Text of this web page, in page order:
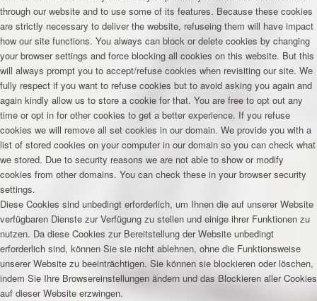
through our website and to use some of its features. Because these cookies
are strictly necessary to deliver the website, refuseing them will have impact
how our site functions. You always can block or delete cookies by changing
your browser settings and force blocking all cookies on this website. But this
will always prompt you to accept/refuse cookies when revisiting our site. We
fully respect if you want to refuse cookies but to avoid asking you again and
again kindly allow us to store a cookie for that. You are free to opt out any
time or opt in for other cookies to get a better experience. If you refuse
cookies we will remove all set cookies in our domain. We provide you with a
list of stored cookies on your computer in our domain so you can check what
we stored. Due to security reasons we are not able to show or modify
cookies from other domains. You can check these in your browser security
settings.
Diese Cookies sind unbedingt erforderlich, um Ihnen die auf unserer Website
verfügbaren Dienste zur Verfügung zu stellen und einige ihrer Funktionen zu
nutzen. Da diese Cookies zur Bereitstellung der Website unbedingt
erforderlich sind, können Sie sie nicht ablehnen, ohne die Funktionsweise
unserer Website zu beeinträchtigen. Sie können sie blockieren oder löschen,
indem Sie Ihre Browsereinstellungen ändern und das Blockieren aller Cookies
auf dieser Website erzwingen.